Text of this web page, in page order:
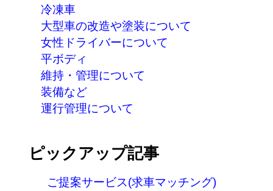
冷凍車
大型車の改造や塗装について
女性ドライバーについて
平ボディ
維持・管理について
装備など
運行管理について
ピックアップ記事
ご提案サービス(求車マッチング)